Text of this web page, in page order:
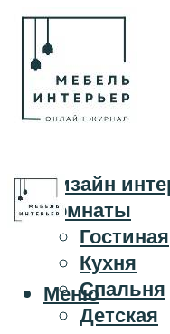
Дизайн
Комнаты
Гостиная
Кухня
Спальня
Детская
Меню